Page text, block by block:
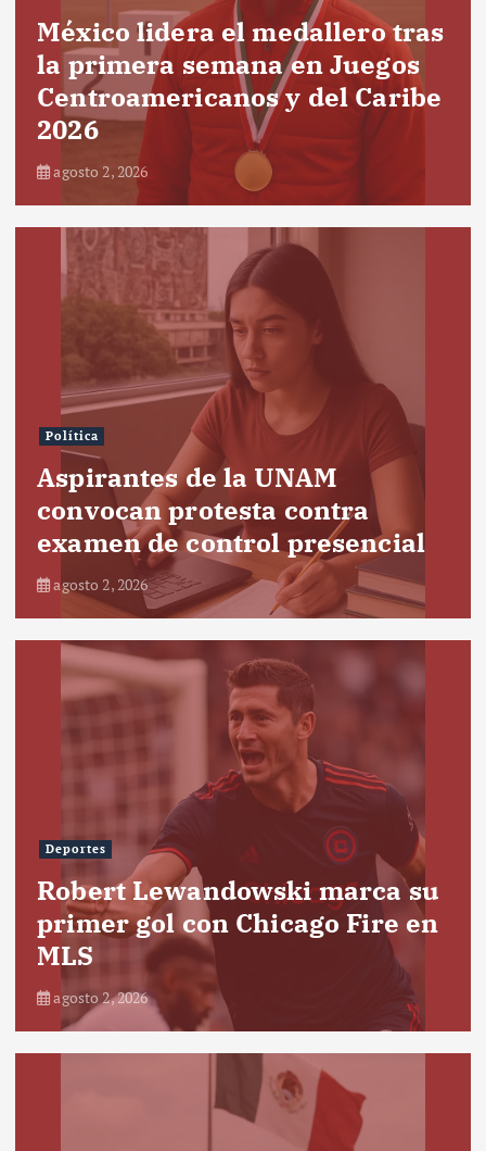
México lidera el medallero tras
la primera semana en Juegos
Centroamericanos y del Caribe
2026
agosto 2, 2026
Política
Aspirantes de la UNAM
convocan protesta contra
examen de control presencial
agosto 2, 2026
Deportes
Robert Lewandowski marca su
primer gol con Chicago Fire en
MLS
agosto 2, 2026